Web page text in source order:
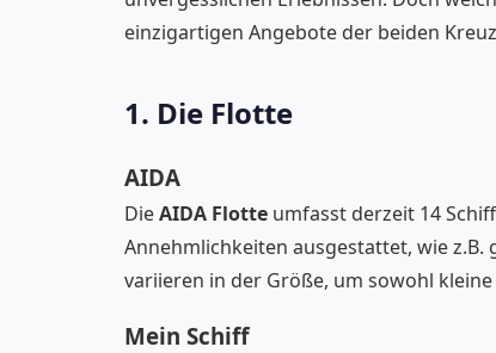
einzigartigen Angebote der beiden
1. Die Flotte
AIDA
DieAIDA Flotte umfasst derzeit 14
Annehmlichkeiten ausgestattet, wie
variieren in der Größe, um sowohl
Mein Schiff